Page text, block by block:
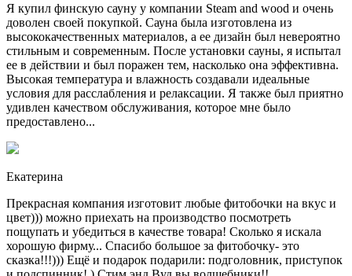
Я купил финскую сауну у компании Steam and wood и очень
доволен своей покупкой. Сауна была изготовлена из
высококачественных материалов, а ее дизайн был невероятно
стильным и современным. После установки сауны, я испытал
ее в действии и был поражен тем, насколько она эффективна.
Высокая температура и влажность создавали идеальные
условия для расслабления и релаксации. Я также был приятно
удивлен качеством обслуживания, которое мне было
предоставлено...
Екатерина
Прекрасная компания изготовит любые фитобочки на вкус и
цвет))) можно приехать на производство посмотреть
пощупать и убедиться в качестве товара! Сколько я искала
хорошую фирму... Спасибо большое за фитобочку- это
сказка!!!))) Ещё и подарок подарили: подголовник, приступок